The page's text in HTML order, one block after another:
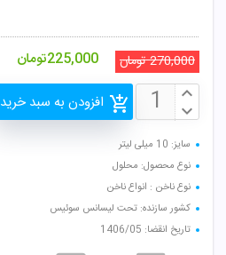
270,000تومان 225,000تومان
افزودن به سبد خرید
سایز: 10 میلی لیتر
نوع محصول: محلول
نوع ناخن : انواع ناخن
کشور سازنده: تحت لیسانس سوئیس
تاریخ انقضا: 1406/05